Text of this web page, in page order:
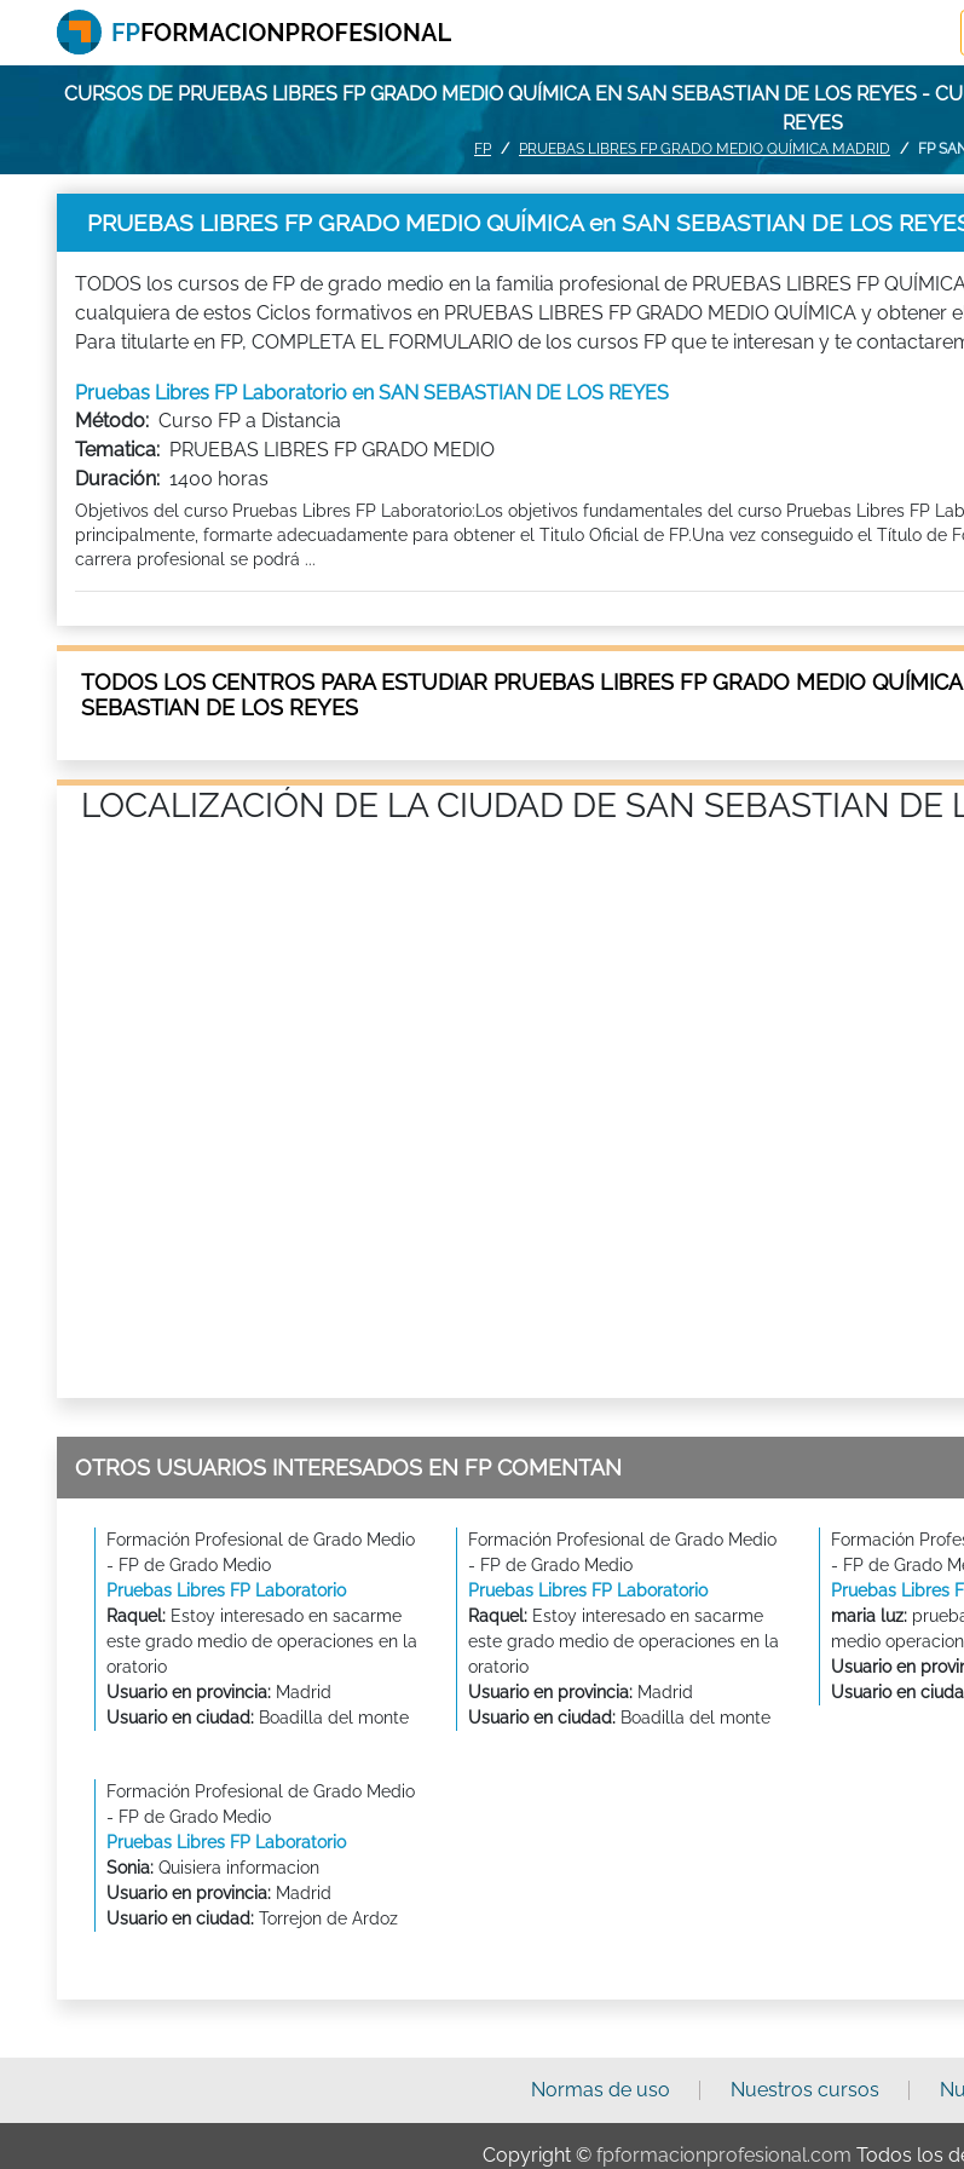
CURSOS DE PRUEBAS LIBRES FP GRADO MEDIO QUÍMICA EN SAN SEBASTIAN DE LOS REYES -
REYES
FP PRUEBAS LIBRES FP GRADO MEDIO QUÍMICA MADRID FP
PRUEBAS LIBRES FP GRADO MEDIO QUÍMICA en SAN SEBASTIAN DE LOS
TODOS los cursos de FP de grado medio en la familia profesional de PRUEBAS LIBRES FP
cualquiera de estos Ciclos formativos en PRUEBAS LIBRES FP GRADO MEDIO QUÍMICA y obtener
Para titularte en FP, COMPLETA EL FORMULARIO de los cursos FP que te interesan y te
Pruebas Libres FP Laboratorio en SAN SEBASTIAN DE LOS REYES
Método: Curso FP a Distancia
Tematica: PRUEBAS LIBRES FP GRADO MEDIO
Duración: 1400 horas
Objetivos del curso Pruebas Libres FP Laboratorio:Los objetivos fundamentales del curso Pruebas Libres FP
principalmente, formarte adecuadamente para obtener el Titulo Oficial de FP.Una vez conseguido el Título de
carrera profesional se podrá ...
TODOS LOS CENTROS PARA ESTUDIAR PRUEBAS LIBRES FP GRADO MEDIO
SEBASTIAN DE LOS REYES
LOCALIZACIÓN DE LA CIUDAD DE SAN SEBASTIAN DE
OTROS USUARIOS INTERESADOS EN FP COMENTAN
Formación Profesional de Grado Medio
- FP de Grado Medio
Pruebas Libres FP Laboratorio
Raquel: Estoy interesado en sacarme
este grado medio de operaciones en la
oratorio
Usuario en provincia: Madrid
Usuario en ciudad: Boadilla del monte
Formación Profesional de Grado Medio
- FP de Grado Medio
Pruebas Libres FP Laboratorio
Raquel: Estoy interesado en sacarme
este grado medio de operaciones en la
oratorio
Usuario en provincia: Madrid
Usuario en ciudad: Boadilla del monte
Formación
- FP de Grado
Pruebas Libres
maria luz:
medio
Usuario en
Usuario en
Formación Profesional de Grado Medio
- FP de Grado Medio
Pruebas Libres FP Laboratorio
Sonia: Quisiera informacion
Usuario en provincia: Madrid
Usuario en ciudad: Torrejon de Ardoz
Normas de uso Nuestros cursos
Copyright © fpformacionprofesional.com Todos los